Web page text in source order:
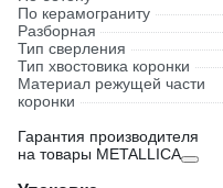
По керамограниту
Разборная
Тип сверления
Тип хвостовика коронки
Материал режущей части
коронки
Гарантия производителя
на товары METALLICA